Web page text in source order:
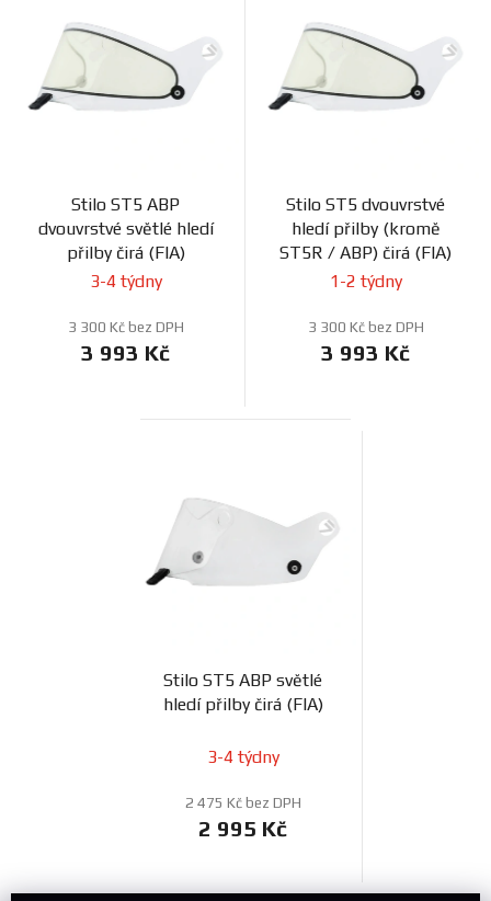
Stilo ST5 ABP
dvouvrstvé světlé hledí
přilby čirá (FIA)
3-4 týdny
3 300 Kč bez DPH
3 993 Kč
Stilo ST5 dvouvrstvé
hledí přilby (kromě
ST5R / ABP) čirá (FIA)
1-2 týdny
3 300 Kč bez DPH
3 993 Kč
Stilo ST5 ABP světlé
hledí přilby čirá (FIA)
3-4 týdny
2 475 Kč bez DPH
2 995 Kč